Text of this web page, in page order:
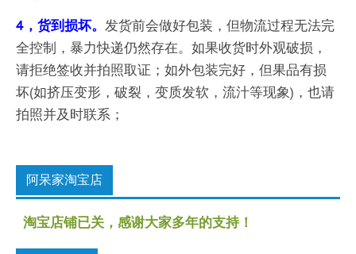
4，货到损坏。发货前会做好包装，但物流过程无法完
全控制，暴力快递仍然存在。如果收货时外观破损，
请拒绝签收并拍照取证；如外包装完好，但果品有损
坏(如挤压变形，破裂，变质发软，流汁等现象)，也请
拍照并及时联系；
阿呆家淘宝店
淘宝店铺已关，感谢大家多年的支持！